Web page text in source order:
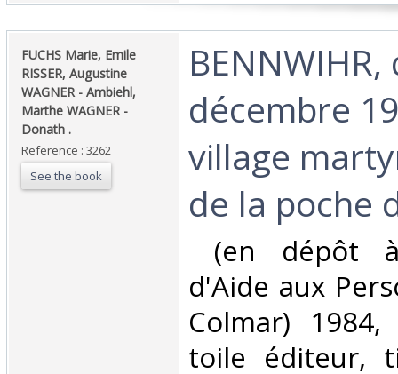
‎FUCHS Marie, Emile
RISSER, Augustine
WAGNER - Ambiehl,
Marthe WAGNER -
Donath .‎
Reference : 3262
See the book
décembre
village
de la poche
(en dépôt
d'Aide aux
Colmar)
toile éditeur,